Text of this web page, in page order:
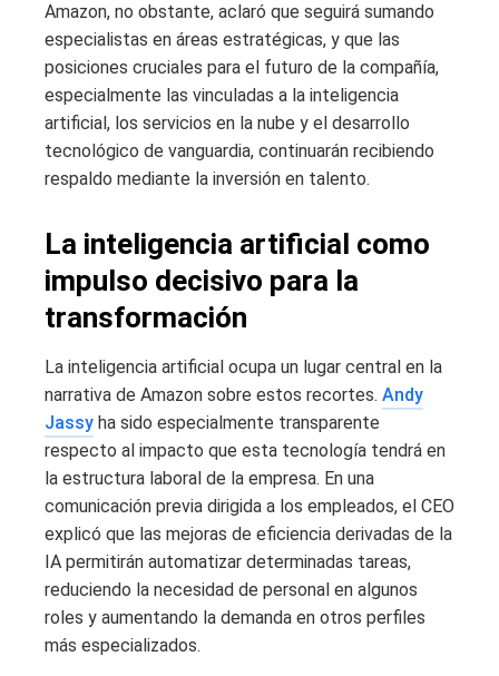
Amazon, no obstante, aclaró que seguirá sumando
especialistas en áreas estratégicas, y que las
posiciones cruciales para el futuro de la compañía,
especialmente las vinculadas a la inteligencia
artificial, los servicios en la nube y el desarrollo
tecnológico de vanguardia, continuarán recibiendo
respaldo mediante la inversión en talento.
La inteligencia artificial como
impulso decisivo para la
transformación
La inteligencia artificial ocupa un lugar central en la
narrativa de Amazon sobre estos recortes. Andy
Jassy ha sido especialmente transparente
respecto al impacto que esta tecnología tendrá en
la estructura laboral de la empresa. En una
comunicación previa dirigida a los empleados, el CEO
explicó que las mejoras de eficiencia derivadas de la
IA permitirán automatizar determinadas tareas,
reduciendo la necesidad de personal en algunos
roles y aumentando la demanda en otros perfiles
más especializados.